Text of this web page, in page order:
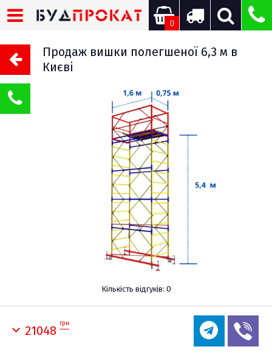
0
Продаж вишки полегшеної 6,3 м в
Києві
Кількість відгуків: 0
21048 грн